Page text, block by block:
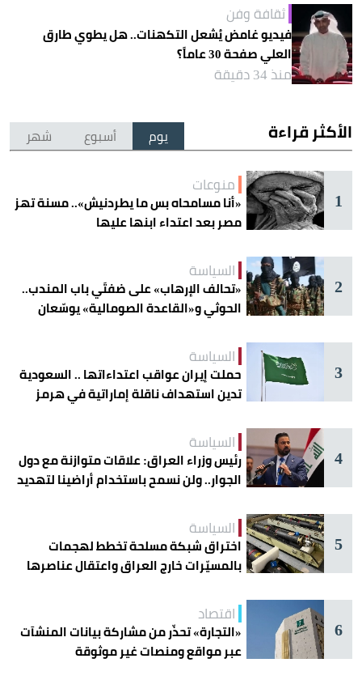
ثقافة وفن
فيديو غامض يُشعل التكهنات.. هل يطوي طارق
العلي صفحة 30 عاماً؟
منذ 34 دقيقة
الأكثر قراءة يوم أسبوع شهر
1
منوعات
«أنا مسامحاه بس ما يطردنيش».. مسنة تهز
مصر بعد اعتداء ابنها عليها
2
السياسة
«تحالف الإرهاب» على ضفتَي باب المندب..
الحوثي و«القاعدة الصومالية» يوسّعان
3
السياسة
حملت إيران عواقب اعتداءاتها .. السعودية
تدين استهداف ناقلة إماراتية في هرمز
4
السياسة
رئيس وزراء العراق: علاقات متوازنة مع دول
الجوار.. ولن نسمح باستخدام أراضينا لتهديد
5
السياسة
اختراق شبكة مسلحة تخطط لهجمات
بالمسيّرات خارج العراق واعتقال عناصرها
6
اقتصاد
«التجارة» تحذّر من مشاركة بيانات المنشآت
عبر مواقع ومنصات غير موثوقة